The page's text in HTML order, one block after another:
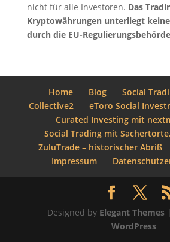
nicht für alle Investoren. Das
Kryptowährungen unterliegt
durch die EU-
Home Blog
Social
Collective2
eToro Social
Curated Investing mit
Social Trading mit
ZuluTrade – historischer Abriß
Impressum
Designed by Elegant Themes|
WordPress